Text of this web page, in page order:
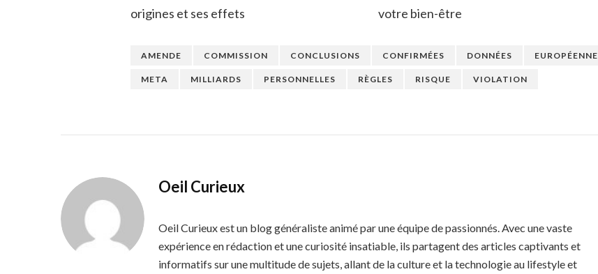
origines et ses effets
votre bien-être
AMENDE COMMISSION CONCLUSIONS CONFIRMÉES DONNÉES EUROPÉENNE
META MILLIARDS PERSONNELLES RÈGLES RISQUE VIOLATION
Oeil Curieux
Oeil Curieux est un blog généraliste animé par une équipe de passionnés. Avec une vaste
expérience en rédaction et une curiosité insatiable, ils partagent des articles captivants et
informatifs sur une multitude de sujets, allant de la culture et la technologie au lifestyle et